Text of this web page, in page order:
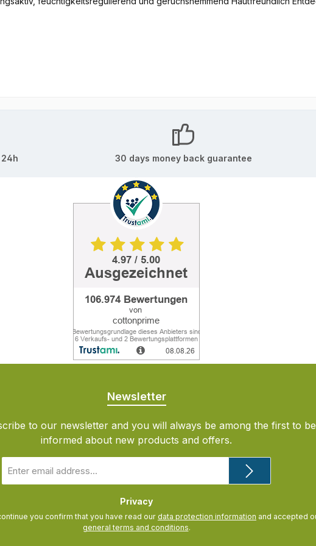
30 days money back guarantee
Newsletter
to our newsletter and you will always be among the first to be
informed about new products and offers.
address
Privacy
you confirm that you have read our data protection information
general terms and conditions.